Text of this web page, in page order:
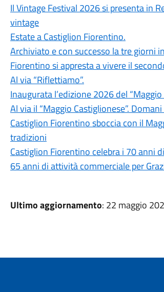
Il Vintage Festival 2026 si presenta in
vintage
Estate a Castiglion Fiorentino.
Archiviato e con successo la tre giorni
Fiorentino si appresta a vivere il
Al via “Riflettiamo”.
Inaugurata l’edizione 2026 del
Al via il “Maggio Castiglionese”.
Castiglion Fiorentino sboccia con il
tradizioni
Castiglion Fiorentino celebra i 70 anni
65 anni di attività commerciale per
Ultimo aggiornamento: 22 maggio